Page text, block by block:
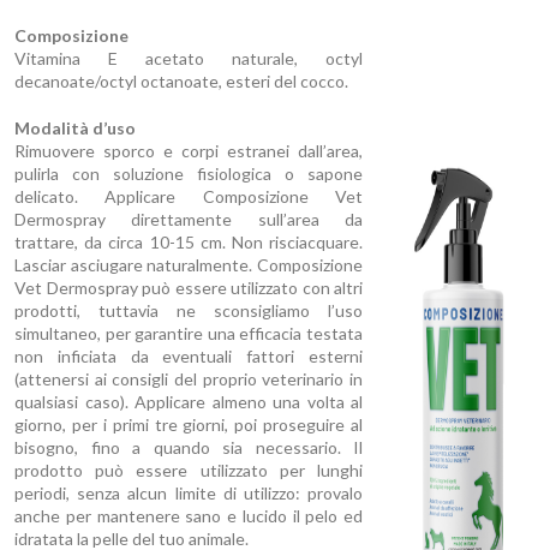
Composizione
Vitamina E acetato naturale, octyl
decanoate/octyl octanoate, esteri del cocco.
Modalità d’uso
Rimuovere sporco e corpi estranei dall’area,
pulirla con soluzione fisiologica o sapone
delicato. Applicare Composizione Vet
Dermospray direttamente sull’area da
trattare, da circa 10-15 cm. Non risciacquare.
Lasciar asciugare naturalmente. Composizione
Vet Dermospray può essere utilizzato con altri
prodotti, tuttavia ne sconsigliamo l’uso
simultaneo, per garantire una efficacia testata
non inficiata da eventuali fattori esterni
(attenersi ai consigli del proprio veterinario in
qualsiasi caso). Applicare almeno una volta al
giorno, per i primi tre giorni, poi proseguire al
bisogno, fino a quando sia necessario. Il
prodotto può essere utilizzato per lunghi
periodi, senza alcun limite di utilizzo: provalo
anche per mantenere sano e lucido il pelo ed
idratata la pelle del tuo animale.